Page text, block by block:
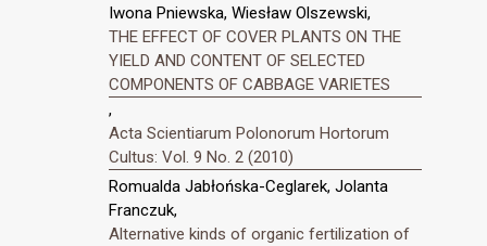
Iwona Pniewska, Wiesław Olszewski,
THE EFFECT OF COVER PLANTS ON THE
YIELD AND CONTENT OF SELECTED
COMPONENTS OF CABBAGE VARIETES
,
Acta Scientiarum Polonorum Hortorum
Cultus: Vol. 9 No. 2 (2010)
Romualda Jabłońska-Ceglarek, Jolanta
Franczuk,
Alternative kinds of organic fertilization of